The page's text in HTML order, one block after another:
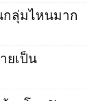
กลุ่มไหนมาก
ยเป็น